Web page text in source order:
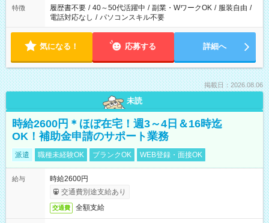
特徴 履歴書不要 / 40～50代活躍中 / 副業・WワークOK / 服装自由 /
電話対応なし / パソコンスキル不要
気になる！ 応募する 詳細へ
掲載日：2026.08.06
未読
時給2600円＊ほぼ在宅！週3～4日＆16時迄
OK！補助金申請のサポート業務
派遣 職種未経験OK ブランクOK WEB登録・面接OK
給与
時給2600円
交通費別途支給あり
交通費 全額支給